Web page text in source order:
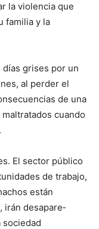
la violencia que
familia y la
días grises por un
al perder el
de una
cuando
El sector público
de trabajo,
están
irán desapa­re­